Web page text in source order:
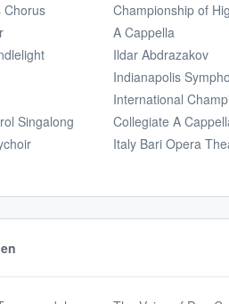
Chorus
Singalong
Championship of
A Cappella
Ildar Abdrazakov
Indianapolis
International
Collegiate A
Italy Bari Opera